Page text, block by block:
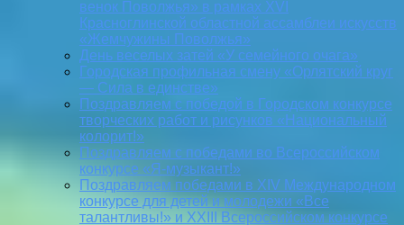
венок Поволжья» в рамках XVI
Красноглинской областной ассамблеи искусств
«Жемчужины Поволжья»
День веселых затей «У семейного очага»
Городская профильная смену «Орлятский круг
— Сила в единстве»
Поздравляем с победой в Городском конкурсе
творческих работ и рисунков «Национальный
колорит!»
Поздравляем с победами во Всероссийском
конкурсе «Я-музыкант!»
Поздравляем победами в XIV Международном
конкурсе для детей и молодежи «Все
талантливы!» и XXIII Всероссийском конкурсе